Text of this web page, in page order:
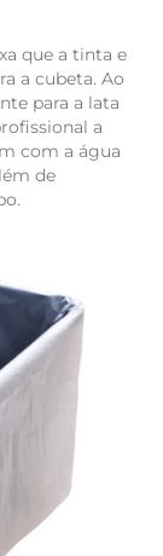
que a tinta e
a cubeta. Ao
para a lata
a
com a água
de